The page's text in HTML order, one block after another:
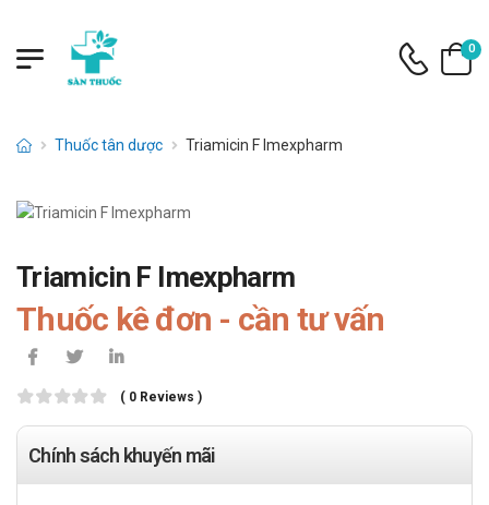
0
Thuốc tân dược Triamicin F Imexpharm
Triamicin F Imexpharm
Thuốc kê đơn - cần tư vấn
( 0 Reviews )
Chính sách khuyến mãi